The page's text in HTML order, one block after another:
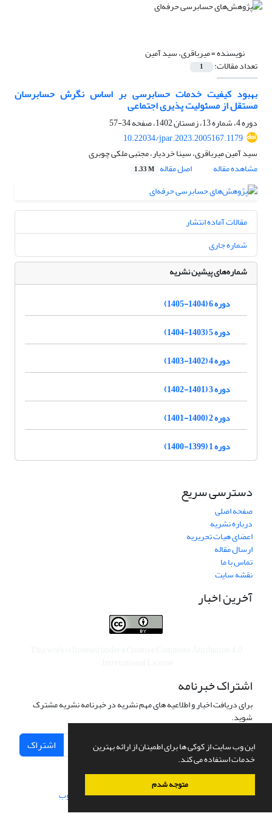
این وب سایت از کوکی ها برای اطمینان از ارائه بهترین
خدمات استفاده می کند.
متوجه شدم
نویسنده =میرباقری، سید آمین
تعداد مقالات: 1
بهبود کیفیت خدمات حسابرسی بر اساس نگرش حسابرسان
مستقل از مسئولیت پذیری اجتماعی
دوره 4، شماره 13، زمستان 1402، صفحه
34-57
10.22034/jpar.2023.2005167.1179
سید آمین میرباقری، سینا خردیار، مجتبی ملکی چوبری
مشاهده مقاله
اصل مقاله 1.33 M
مقالات آماده انتشار
شماره جاری
شماره‌های پیشین نشریه
دوره 6 (1404-1405)
دوره 5 (1403-1404)
دوره 4 (1402-1403)
دوره 3 (1401-1402)
دوره 2 (1400-1401)
دوره 1 (1399-1400)
دسترسی سریع
صفحه اصلی
درباره نشریه
اعضای هیات تحریریه
ارسال مقاله
تماس با ما
نقشه سایت
آخرین اخبار
اشتراک خبرنامه
برای دریافت اخبار و اطلاعیه های مهم نشریه در خبرنامه نشریه مشترک
شوید.
اشتراک
سامانه مدیریت نشریات علمی.طراحی و پیاده سازی از سیناوب